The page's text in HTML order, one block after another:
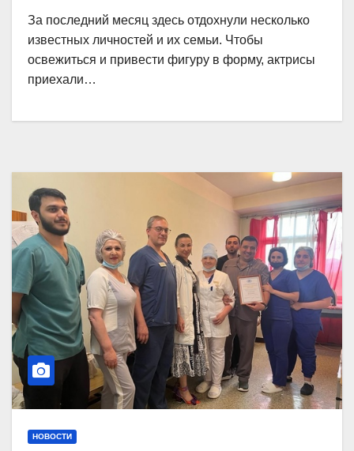
За последний месяц здесь отдохнули несколько
известных личностей и их семьи. Чтобы
освежиться и привести фигуру в форму, актрисы
приехали…
НОВОСТИ